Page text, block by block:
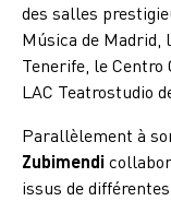
des salles
Música de Madrid,
Tenerife, le Centro
LAC Teatrostudio
Parallèlement à
Zubimendi
issus de